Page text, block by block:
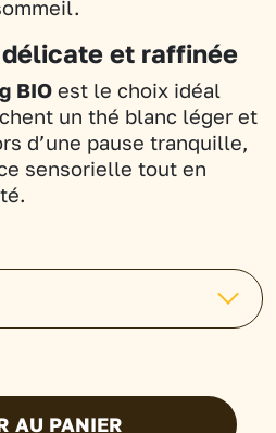
et raffinée
BIO est le choix idéal
un thé blanc léger et
d’une pause tranquille,
sensorielle tout en
AU PANIER